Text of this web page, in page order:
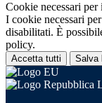
Cookie necessari
I cookie necessari
disabilitati. È
policy.
Accetta tutti Salva